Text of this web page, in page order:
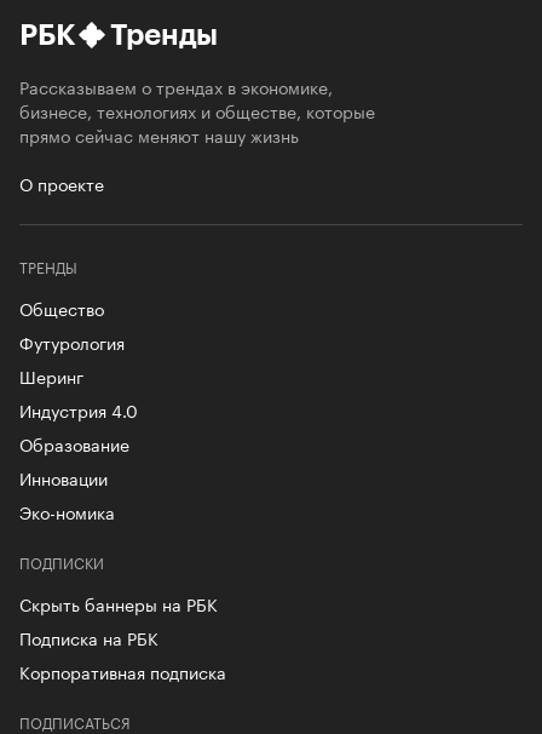
РБК Тренды
Рассказываем о трендах в экономике,
бизнесе, технологиях и обществе, которые
прямо сейчас меняют нашу жизнь
О проекте
ТРЕНДЫ
Общество
Футурология
Шеринг
Индустрия 4.0
Образование
Инновации
Эко-номика
ПОДПИСКИ
Скрыть баннеры на РБК
Подписка на РБК
Корпоративная подписка
ПОДПИСАТЬСЯ